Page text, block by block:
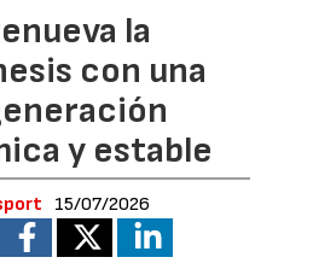
la
con una
y estable
15/07/2026